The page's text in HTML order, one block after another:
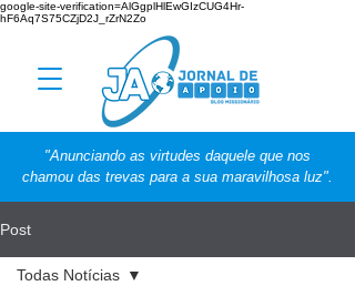
google-site-verification=AlGgplHlEwGIzCUG4Hr-
hF6Aq7S75CZjD2J_rZrN2Zo
"Anunciando as virtudes daquele que nos
chamou das trevas para a sua maravilhosa luz".
Post
Todas Notícias